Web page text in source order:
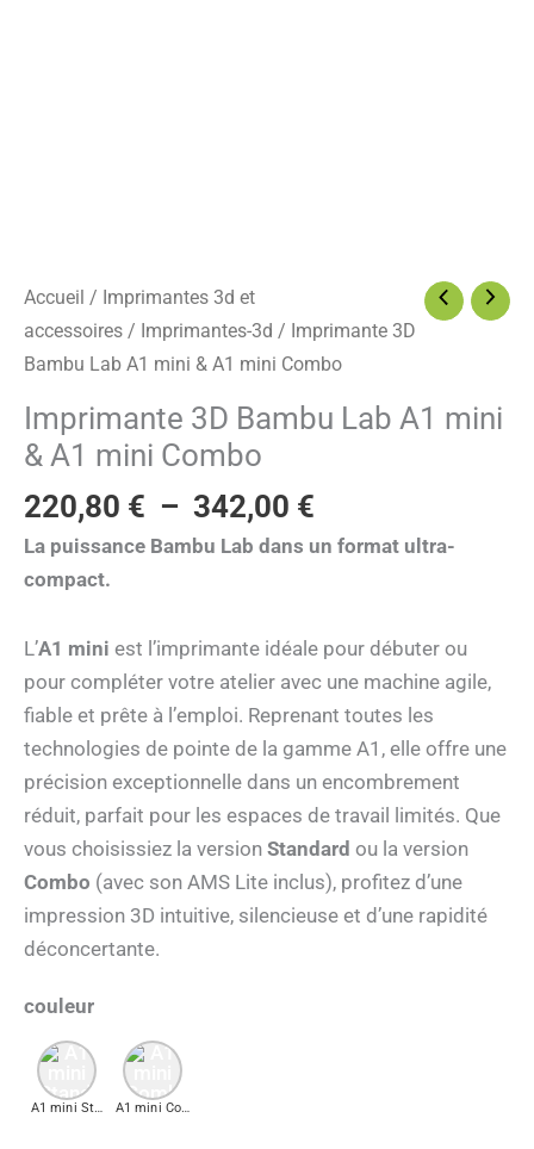
Accueil / Imprimantes 3d et
accessoires / Imprimantes-3d / Imprimante 3D
Bambu Lab A1 mini & A1 mini Combo
Imprimante 3D Bambu Lab A1 mini
& A1 mini Combo
220,80 € – 342,00 €
La puissance Bambu Lab dans un format ultra-
compact.
L’A1 mini est l’imprimante idéale pour débuter ou
pour compléter votre atelier avec une machine agile,
fiable et prête à l’emploi. Reprenant toutes les
technologies de pointe de la gamme A1, elle offre une
précision exceptionnelle dans un encombrement
réduit, parfait pour les espaces de travail limités. Que
vous choisissiez la version Standard ou la version
Combo (avec son AMS Lite inclus), profitez d’une
impression 3D intuitive, silencieuse et d’une rapidité
déconcertante.
couleur
A1 mini StandardA1 mini Combo (Avec AMS Lite)